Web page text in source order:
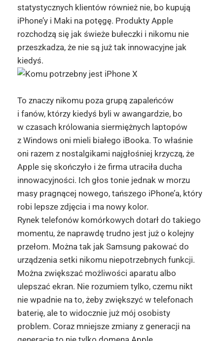
statystycznych klientów również nie, bo kupują
iPhone’y i Maki na potęgę. Produkty Apple
rozchodzą się jak świeże bułeczki i nikomu nie
przeszkadza, że nie są już tak innowacyjne jak
kiedyś.
To znaczy nikomu poza grupą zapaleńców
i fanów, którzy kiedyś byli w awangardzie, bo
w czasach królowania siermiężnych laptopów
z Windows oni mieli białego iBooka. To właśnie
oni razem z nostalgikami najgłośniej krzyczą, że
Apple się skończyło i że firma utraciła ducha
innowacyjności. Ich głos tonie jednak w morzu
masy pragnącej nowego, tańszego iPhone’a, który
robi lepsze zdjęcia i ma nowy kolor.
Rynek telefonów komórkowych dotarł do takiego
momentu, że naprawdę trudno jest już o kolejny
przełom. Można tak jak Samsung pakować do
urządzenia setki nikomu niepotrzebnych funkcji.
Można zwiększać możliwości aparatu albo
ulepszać ekran. Nie rozumiem tylko, czemu nikt
nie wpadnie na to, żeby zwiększyć w telefonach
baterię, ale to widocznie już mój osobisty
problem. Coraz mniejsze zmiany z generacji na